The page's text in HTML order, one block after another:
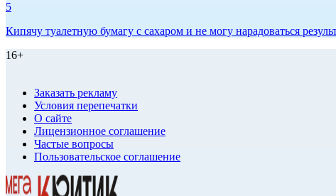
5
Кипячу туалетную бумагу с сахаром и не могу нарадоваться
16+
Заказать рекламу
Условия перепечатки
О сайте
Лицензионное соглашение
Частые вопросы
Пользовательское соглашение